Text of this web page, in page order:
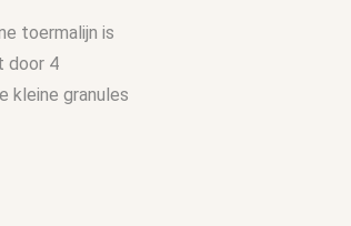
toermalijn is
door 4
kleine granules